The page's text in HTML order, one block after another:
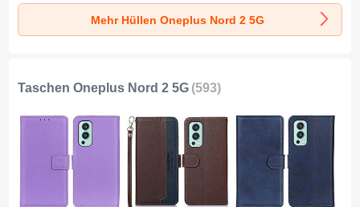
Cyan
Durchsichtig
Transparent
Farbverlauf für
Magnetisch
Fingerring Ständer
X01L für OnePlus
Mehr Hüllen Oneplus Nord 2 5G
Taschen Oneplus Nord 2 5G (593)